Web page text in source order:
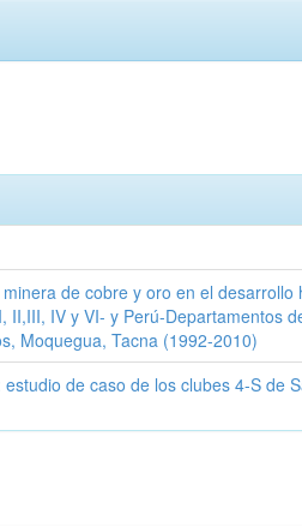
de cobre y oro en el
II,III, IV y VI- y Perú-Departamentos
Moquegua, Tacna (1992-2010)
de caso de los clubes 4-S de